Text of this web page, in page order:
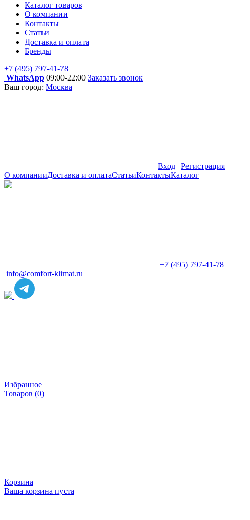
Каталог товаров
О компании
Контакты
Статьи
Доставка и оплата
Бренды
+7 (495) 797-41-78
WhatsApp 09:00-22:00 Заказать звонок
Ваш город: Москва
Вход | Регистрация
О компанииДоставка и оплатаСтатьиКонтактыКаталог
+7 (495) 797-41-78
info@comfort-klimat.ru
Избранное
Товаров (0)
Корзина
Ваша корзина пуста